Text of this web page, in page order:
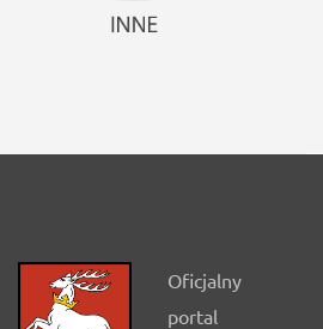
Oficjalny
portal